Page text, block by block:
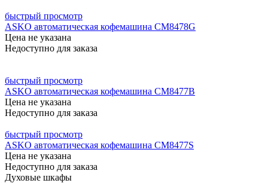
быстрый просмотр
ASKO автоматическая кофемашина CM8478G
Цена не указана
Недоступно для заказа
быстрый просмотр
ASKO автоматическая кофемашина CM8477B
Цена не указана
Недоступно для заказа
быстрый просмотр
ASKO автоматическая кофемашина CM8477S
Цена не указана
Недоступно для заказа
Духовые шкафы